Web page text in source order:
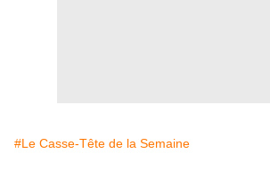
#Le Casse-Tête de la Semaine